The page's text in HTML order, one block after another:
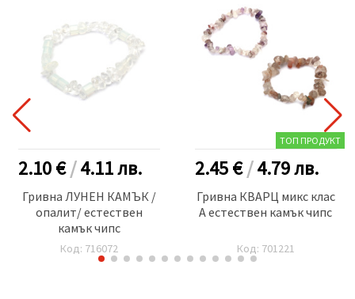
2.10 €/4.11лв.
Гривна ЛУНЕН КАМЪК /
опалит/ естествен
камък чипс
Код: 716072
ТОП ПРОДУКТ
2.45 €/4.79лв.
Гривна КВАРЦ микс клас
А естествен камък чипс
Код: 701221